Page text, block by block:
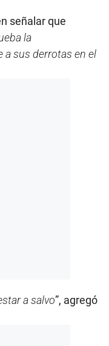
señalar que
la
a sus derrotas en el
a salvo”, agregó